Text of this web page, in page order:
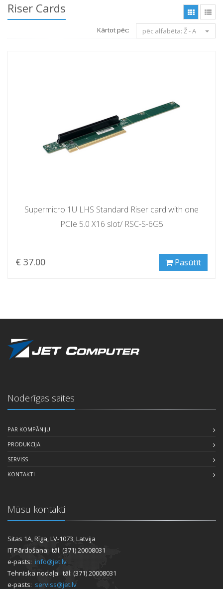
Riser Cards
Kārtot pēc: pēc alfabēta: Ž - A
Supermicro 1U LHS Standard Riser card with one
PCIe 5.0 X16 slot/ RSC-S-6G5
€ 37.00 Pasūtīt
Noderīgas saites
PAR KOMPĀNIJU
PRODUKCIJA
SERVISS
KONTAKTI
Mūsu kontakti
Sitas 1A, Rīga, LV-1073, Latvija
IT Pārdošana: tāl: (371) 20008031
e-pasts: info@jet.lv
Tehniska nodaļa: tāl: (371) 20008031
e-pasts: serviss@jet.lv